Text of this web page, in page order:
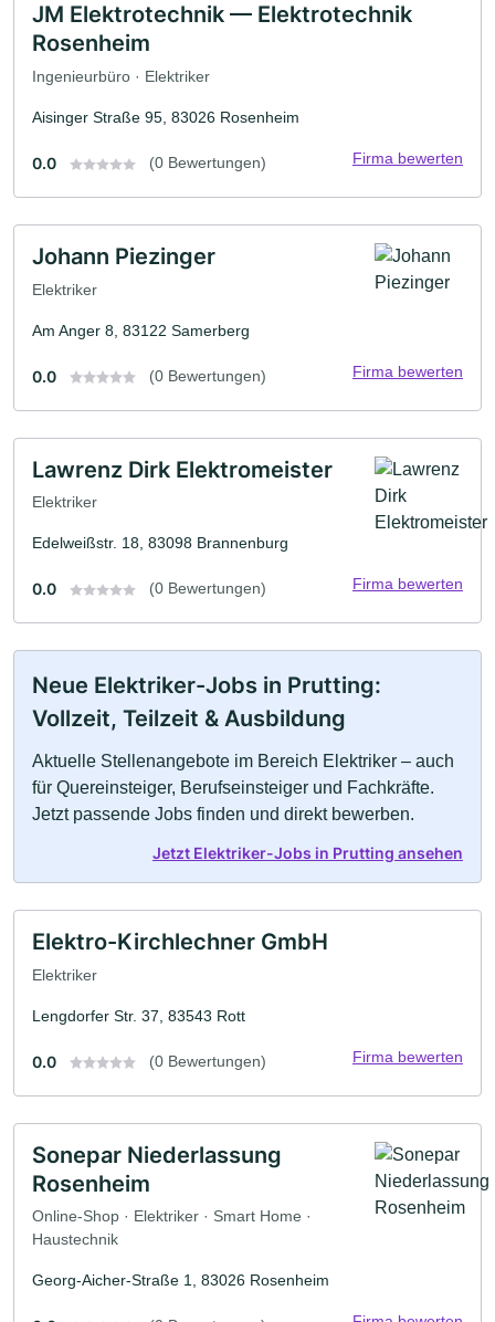
JM Elektrotechnik — Elektrotechnik
Rosenheim
Ingenieurbüro · Elektriker
Aisinger Straße 95, 83026 Rosenheim
0.0 (0 Bewertungen) Firma bewerten
Johann Piezinger
Elektriker
Am Anger 8, 83122 Samerberg
0.0 (0 Bewertungen) Firma bewerten
Lawrenz Dirk Elektromeister
Elektriker
Edelweißstr. 18, 83098 Brannenburg
0.0 (0 Bewertungen) Firma bewerten
Neue Elektriker-Jobs in Prutting:
Vollzeit, Teilzeit & Ausbildung
Aktuelle Stellenangebote im Bereich Elektriker – auch
für Quereinsteiger, Berufseinsteiger und Fachkräfte.
Jetzt passende Jobs finden und direkt bewerben.
Jetzt Elektriker-Jobs in Prutting ansehen
Elektro-Kirchlechner GmbH
Elektriker
Lengdorfer Str. 37, 83543 Rott
0.0 (0 Bewertungen) Firma bewerten
Sonepar Niederlassung
Rosenheim
Online-Shop · Elektriker · Smart Home ·
Haustechnik
Georg-Aicher-Straße 1, 83026 Rosenheim